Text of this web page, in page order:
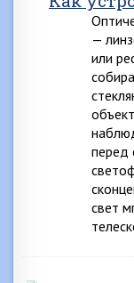
—
или
перед
свет